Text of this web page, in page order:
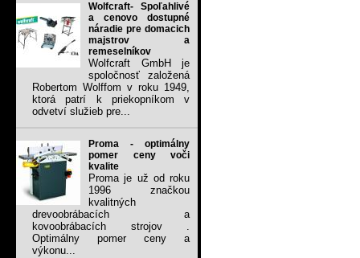
Wolfcraft- Spoľahlivé
a cenovo dostupné
náradie pre domacich
majstrov a
remeselníkov
Wolfcraft GmbH je
spoločnosť založená
Robertom Wolffom v roku 1949,
ktorá patrí k priekopníkom v
odvetví služieb pre...
Proma - optimálny
pomer ceny voči
kvalite
Proma je už od roku
1996 značkou
kvalitných
drevoobrábacích a
kovoobrábacích strojov .
Optimálny pomer ceny a
výkonu...